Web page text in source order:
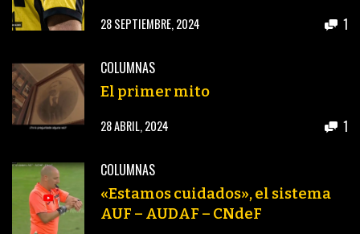
28 SEPTIEMBRE, 2024 1
COLUMNAS
El primer mito
28 ABRIL, 2024 1
COLUMNAS
«Estamos cuidados», el sistema
AUF – AUDAF – CNdeF